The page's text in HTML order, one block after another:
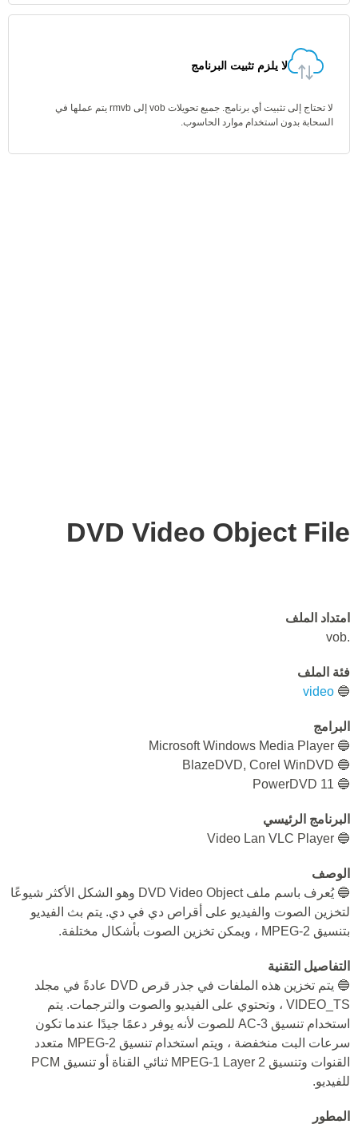
لا يلزم تثبيت البرنامج
لا تحتاج إلى تثبيت أي برنامج. جميع تحويلات vob إلى rmvb يتم عملها في
السحابة بدون استخدام موارد الحاسوب.
DVD Video Object File
امتداد الملف
.vob
فئة الملف
🔵
video
البرامج
🔵 Microsoft Windows Media Player
🔵 BlazeDVD, Corel WinDVD
🔵 PowerDVD 11
البرنامج الرئيسي
🔵 Video Lan VLC Player
الوصف
🔵 يُعرف باسم ملف DVD Video Object وهو الشكل الأكثر شيوعًا
لتخزين الصوت والفيديو على أقراص دي في دي. يتم بث الفيديو
بتنسيق MPEG-2 ، ويمكن تخزين الصوت بأشكال مختلفة.
التفاصيل التقنية
🔵 يتم تخزين هذه الملفات في جذر قرص DVD عادةً في مجلد
VIDEO_TS ، وتحتوي على الفيديو والصوت والترجمات. يتم
استخدام تنسيق AC-3 للصوت لأنه يوفر دعمًا جيدًا عندما تكون
سرعات البت منخفضة ، ويتم استخدام تنسيق MPEG-2 متعدد
القنوات وتنسيق MPEG-1 Layer 2 ثنائي القناة أو تنسيق PCM
للفيديو.
المطور